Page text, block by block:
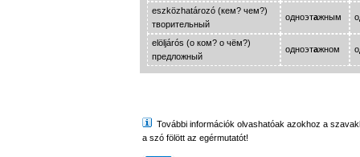
eszközhatározó (кем? чем?)
творительный
одноэтажным
elöljárós (о ком? о чём?)
предложный
одноэтажном
További információk olvashatóak azokhoz a
a szó fölött az egérmutatót!